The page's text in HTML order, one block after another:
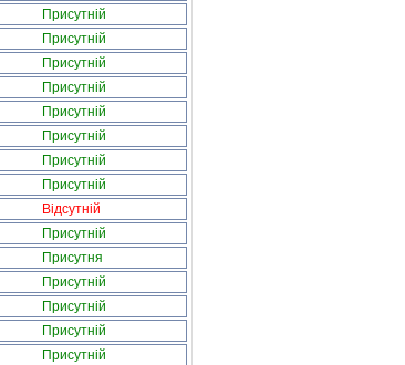
Присутній
Присутній
Присутній
Присутній
Присутній
Присутній
Присутній
Присутній
Відсутній
Присутній
Присутня
Присутній
Присутній
Присутній
Присутній